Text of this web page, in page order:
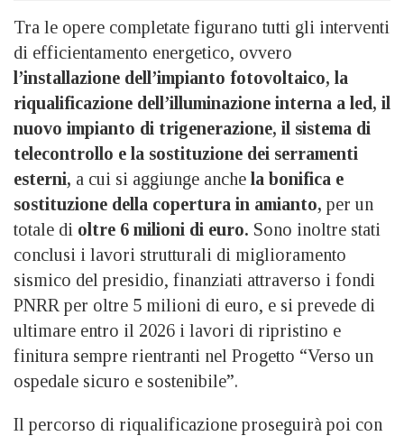
Tra le opere completate figurano tutti gli interventi
di efficientamento energetico, ovvero
l’installazione dell’impianto fotovoltaico, la
riqualificazione dell’illuminazione interna a led, il
nuovo impianto di trigenerazione, il sistema di
telecontrollo e la sostituzione dei serramenti
esterni, a cui si aggiunge anche la bonifica e
sostituzione della copertura in amianto, per un
totale di oltre 6 milioni di euro. Sono inoltre stati
conclusi i lavori strutturali di miglioramento
sismico del presidio, finanziati attraverso i fondi
PNRR per oltre 5 milioni di euro, e si prevede di
ultimare entro il 2026 i lavori di ripristino e
finitura sempre rientranti nel Progetto “Verso un
ospedale sicuro e sostenibile”.
Il percorso di riqualificazione proseguirà poi con